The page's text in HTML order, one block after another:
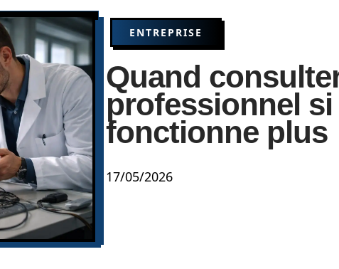
ENTREPRISE
Quand
professionnel
fonctionne plus
17/05/2026